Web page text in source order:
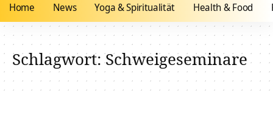
Home News Yoga & Spiritualität Health & Food
Schlagwort:Schweigeseminare